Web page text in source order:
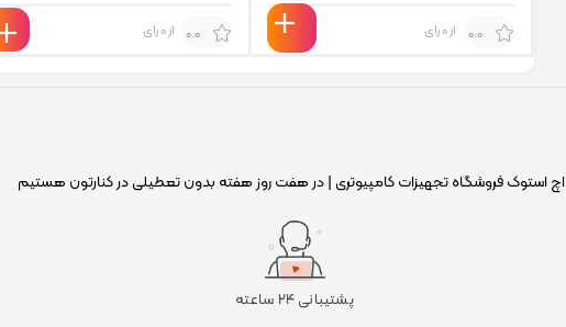
0.0 از 0 رای 0.0 از 0 رای
اچ استوک فروشگاه تجهیزات کامپیوتری | در هفت روز هفته بدون تعطیلی در کنارتون هستیم
پشتیبانی ۲۴ ساعته